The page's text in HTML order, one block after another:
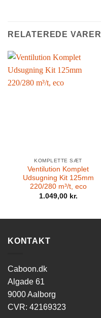
RELATEREDE VARER
KOMPLETTE SÆT
Ventilution Komplet
Udsugning Kit 125mm
220/280 m³/t, eco
1.049,00 kr.
KONTAKT
Caboon.dk
Algade 61
9000 Aalborg
CVR: 42169323